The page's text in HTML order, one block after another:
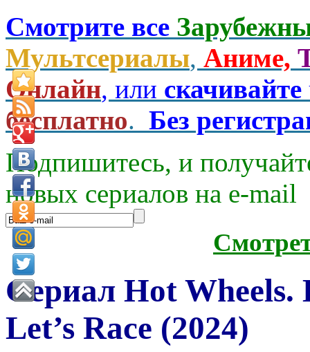
Смотрите все
Мультсериалы, Аниме,
Онлайн, или скачивайте
бесплатно. Без
Подпишитесь, и
новых сериалов на e-mаil
Сериал Hot
Let’s Race (2024)